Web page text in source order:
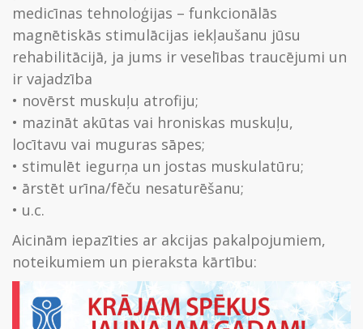
medicīnas tehnoloģijas – funkcionālās
magnētiskās stimulācijas iekļaušanu jūsu
rehabilitācijā, ja jums ir veselības traucējumi un
ir vajadzība
• novērst muskuļu atrofiju;
• mazināt akūtas vai hroniskas muskuļu,
locītavu vai muguras sāpes;
• stimulēt iegurņa un jostas muskulatūru;
• ārstēt urīna/fēču nesaturēšanu;
• u.c.
Aicinām iepazīties ar akcijas pakalpojumiem,
noteikumiem un pieraksta kārtību: